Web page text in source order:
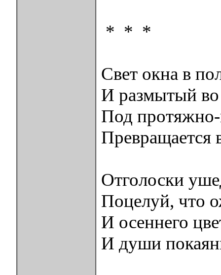
* * *
Свет окна в
И размытый во
Под протяжно-
Превращается
Отголоски
Поцелуй, что
И осеннего
И души